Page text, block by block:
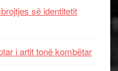
së identitetit
i artit tonë kombëtar